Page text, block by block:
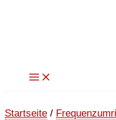
Startseite /